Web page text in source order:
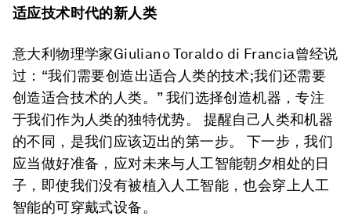
适应技术时代的新人类
意大利物理学家Giuliano Toraldo di Francia曾经说
过：“我们需要创造出适合人类的技术;我们还需要
创造适合技术的人类。” 我们选择创造机器，专注
于我们作为人类的独特优势。 提醒自己人类和机器
的不同，是我们应该迈出的第一步。 下一步，我们
应当做好准备，应对未来与人工智能朝夕相处的日
子，即使我们没有被植入人工智能，也会穿上人工
智能的可穿戴式设备。